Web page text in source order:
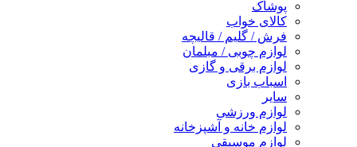
پوشاک
کالای خواب
فرش / گلیم / قالیچه
لوازم چوبی / مبلمان
لوازم برقی و گازی
اسباب بازی
سایر
لوازم ورزشی
لوازم خانه و آشپزخانه
لوازم موسیقی